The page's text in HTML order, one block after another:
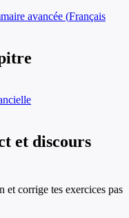
avancée (Français
et discours
corrige tes exercices pas